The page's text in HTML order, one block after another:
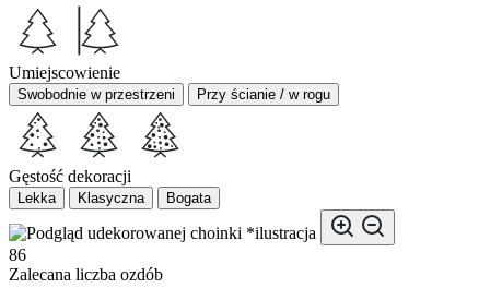
Umiejscowienie
Swobodnie w przestrzeni Przy ścianie / w rogu
Gęstość dekoracji
Lekka Klasyczna Bogata
*ilustracja
86
Zalecana liczba ozdób